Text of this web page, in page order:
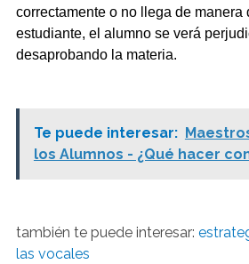
correctamente o no llega de manera
estudiante, el alumno se verá
desaprobando la materia.
Te puede interesar:
los Alumnos - ¿Qué hacer
también te puede interesar:
las vocales